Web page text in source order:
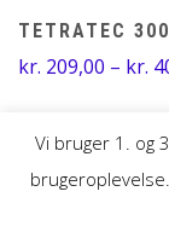
TETRATEC
kr. 209,00 – kr.
Vi bruger 1. og